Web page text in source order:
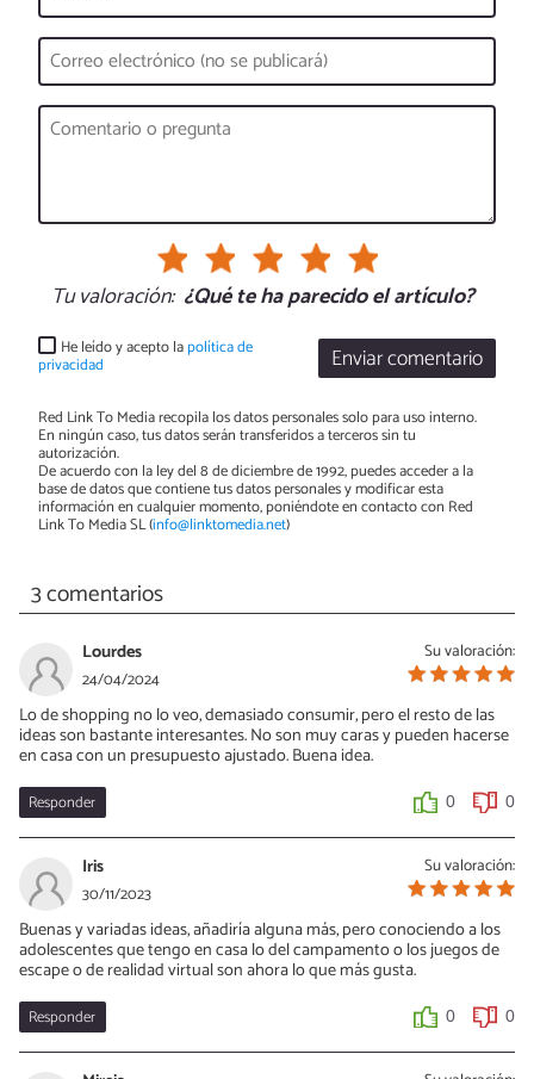
Tu valoración: ¿Qué te ha parecido el artículo?
Enviar comentario
He leído y acepto lapolítica de
privacidad
Red Link To Media recopila los datos personales solo para uso interno.
En ningún caso, tus datos serán transferidos a terceros sin tu
autorización.
De acuerdo con la ley del 8 de diciembre de 1992, puedes acceder a la
base de datos que contiene tus datos personales y modificar esta
información en cualquier momento, poniéndote en contacto con Red
Link To Media SL (info@linktomedia.net)
3 comentarios
Su valoración:
Lourdes
24/04/2024
Lo de shopping no lo veo, demasiado consumir, pero el resto de las
ideas son bastante interesantes. No son muy caras y pueden hacerse
en casa con un presupuesto ajustado. Buena idea.
Responder 0 0
Su valoración:
Iris
30/11/2023
Buenas y variadas ideas, añadiría alguna más, pero conociendo a los
adolescentes que tengo en casa lo del campamento o los juegos de
escape o de realidad virtual son ahora lo que más gusta.
Responder 0 0